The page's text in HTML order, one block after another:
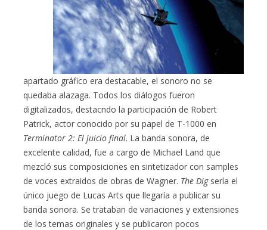
apartado gráfico era destacable, el sonoro no se
quedaba alazaga. Todos los diálogos fueron
digitalizados, destacndo la participación de Robert
Patrick, actor conocido por su papel de T-1000 en
Terminator 2: El juicio final. La banda sonora, de
excelente calidad, fue a cargo de Michael Land que
mezcló sus composiciones en sintetizador con samples
de voces extraidos de obras de Wagner. The Digsería el
único juego de Lucas Arts que llegaría a publicar su
banda sonora. Se trataban de variaciones y extensiones
de los temas originales y se publicaron pocos